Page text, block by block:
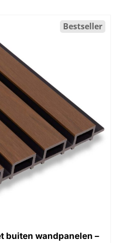
Bestseller
buiten wandpanelen –